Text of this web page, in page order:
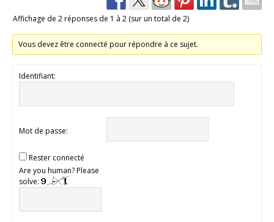
Affichage de 2 réponses de 1 à 2 (sur un total de 2)
Vous devez être connecté pour répondre à ce sujet.
Identifiant:
Mot de passe:
Rester connecté
Are you human? Please
solve: